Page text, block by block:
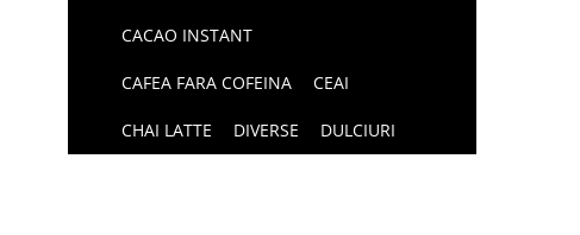
CACAO INSTANT
CAFEA FARA COFEINA CEAI
CHAI LATTE DIVERSE DULCIURI